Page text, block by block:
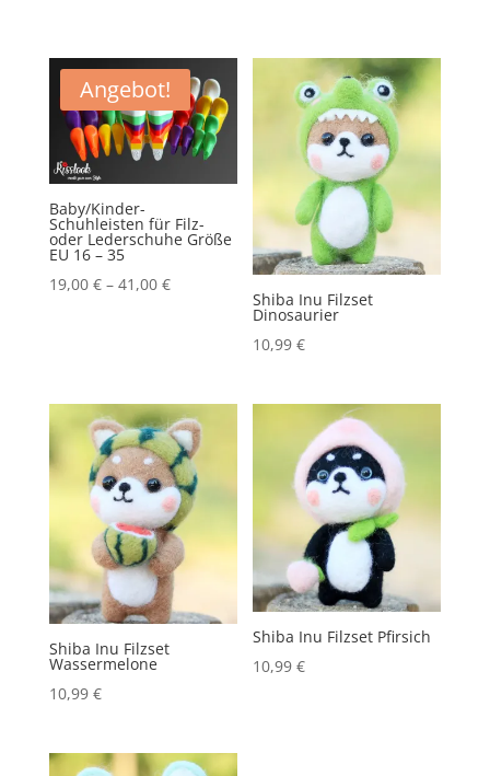
Plattenspieler
80s
MengeAngebot!
Baby/Kinder-
Schuhleisten für Filz-
oder Lederschuhe Größe
EU 16 – 35
19,00 €– 41,00 €
Shiba Inu Filzset
Dinosaurier
10,99€
Shiba Inu Filzset
Wassermelone
10,99 €
Shiba Inu Filzset Pfirsich
10,99€